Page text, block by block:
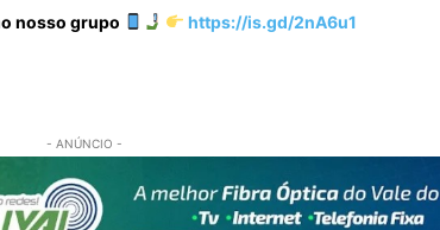
nosso grupo https://is.gd/2nA6u1
- ANÚNCIO -